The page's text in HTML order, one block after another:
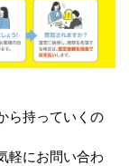
ら持っていくの
軽にお問い合わ